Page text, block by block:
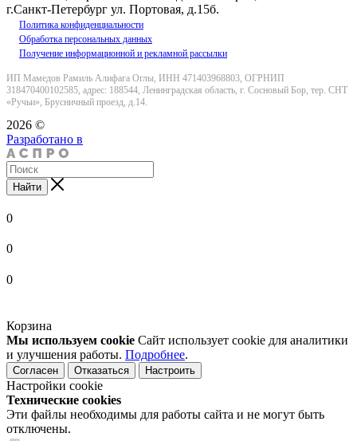
г.Санкт-Петербург ул. Портовая, д.15б.
Политика конфиденциальности
Обработка персональных данных
Получение информационной и рекламной рассылки
ИП Мамедов Рамиль Алифага Оглы, ИНН 471403968803, ОГРНИП
318470400102585, адрес: 188544, Ленинградская область, г. Сосновый Бор, тер. СНТ
«Ручьи», Брусничный проезд, д.14.
2026 ©
Разработано в
Найти
0
0
0
Корзина
Мы используем cookie Сайт использует cookie для аналитики
и улучшения работы. Подробнее.
Согласен Отказаться Настроить
Настройки cookie
Технические cookies
Эти файлы необходимы для работы сайта и не могут быть
отключены.